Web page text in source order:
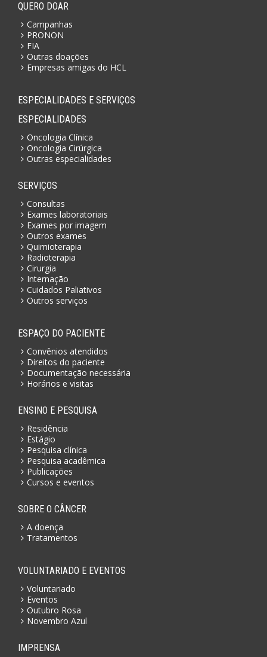
QUERO DOAR
Campanhas
PRONON
FIA
Outras doações
Empresas amigas do HCL
ESPECIALIDADES E SERVIÇOS
ESPECIALIDADES
Oncologia Clínica
Oncologia Cirúrgica
Outras especialidades
SERVIÇOS
Consultas
Exames laboratoriais
Exames por imagem
Outros exames
Quimioterapia
Radioterapia
Cirurgia
Internação
Cuidados Paliativos
Outros serviços
ESPAÇO DO PACIENTE
Convênios atendidos
Direitos do paciente
Documentação necessária
Horários e visitas
ENSINO E PESQUISA
Residência
Estágio
Pesquisa clínica
Pesquisa acadêmica
Publicações
Cursos e eventos
SOBRE O CÂNCER
A doença
Tratamentos
VOLUNTARIADO E EVENTOS
Voluntariado
Eventos
Outubro Rosa
Novembro Azul
IMPRENSA